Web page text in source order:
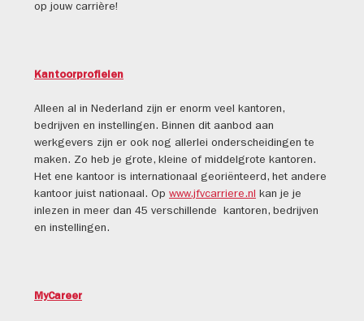
op jouw carrière!
Kantoorprofielen
Alleen al in Nederland zijn er enorm veel kantoren,
bedrijven en instellingen. Binnen dit aanbod aan
werkgevers zijn er ook nog allerlei onderscheidingen te
maken. Zo heb je grote, kleine of middelgrote kantoren.
Het ene kantoor is internationaal georiënteerd, het andere
kantoor juist nationaal. Op www.jfvcarriere.nl
kan je je
inlezen in meer dan 45 verschillende kantoren, bedrijven
en instellingen.
MyCareer